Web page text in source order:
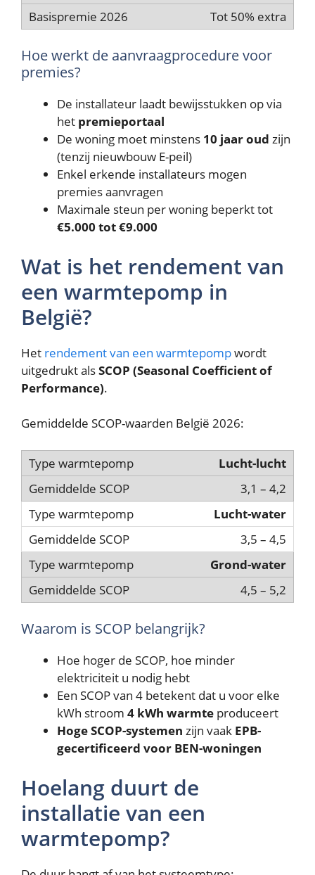
Tot 50% extra
Hoe werkt de aanvraagprocedure voor
premies?
De installateur laadt bewijsstukken op via
het premieportaal
De woning moet minstens 10 jaar oud zijn
(tenzij nieuwbouw E-peil)
Enkel erkende installateurs mogen
premies aanvragen
Maximale steun per woning beperkt tot
€5.000 tot €9.000
Wat is het rendement van
een warmtepomp in
België?
Het rendement van een warmtepompwordt
uitgedrukt alsSCOP (Seasonal Coefficient of
Performance).
Gemiddelde SCOP-waarden België 2026:
Lucht-lucht
3,1 – 4,2
Lucht-water
3,5 – 4,5
Grond-water
4,5 – 5,2
Waarom is SCOP belangrijk?
Hoe hoger de SCOP, hoe minder
elektriciteit u nodig hebt
Een SCOP van 4 betekent dat u voor elke
kWh stroom 4 kWh warmte produceert
Hoge SCOP-systemen zijn vaak EPB-
gecertificeerd voor BEN-woningen
Hoelang duurt de
installatie van een
warmtepomp?